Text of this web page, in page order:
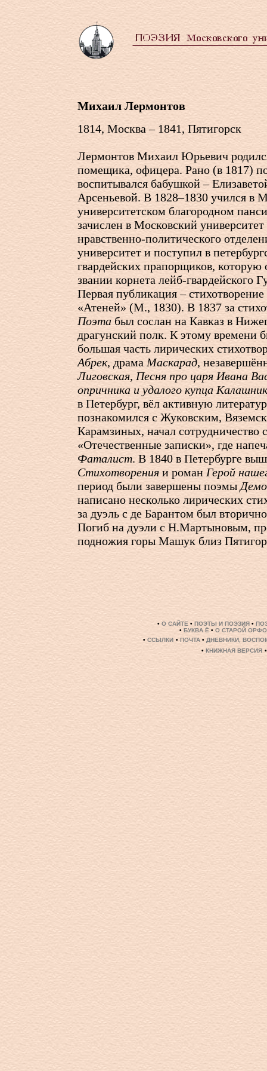
Михаил Лермонтов
1814, Москва – 1841, Пятигорск
Лермонтов Михаил Юрьевич
помещика, офицера. Рано (в 1817)
воспитывался бабушкой –
Арсеньевой. В 1828–1830 учился в
университетском благородном
зачислен в Московский
нравственно-политического
университет и поступил в
гвардейских прапорщиков, которую
звании корнета лейб-гвардейского
Первая публикация – стихотворение
«Атеней» (М., 1830). В 1837 за
Поэта был сослан на Кавказ в
драгунский полк. К этому времени
большая часть лирических
Абрек, драма Маскарад,
Лиговская, Песня про царя Ивана
опричника и удалого купца
в Петербург, вёл активную
познакомился с Жуковским,
Карамзиных, начал сотрудничество
«Отечественные записки», где
Фаталист. В 1840 в Петербурге
Стихотворения и роман Герой
период были завершены поэмы
написано несколько лирических
за дуэль с де Барантом был
Погиб на дуэли с Н.Мартыновым,
подножия горы Машук близ